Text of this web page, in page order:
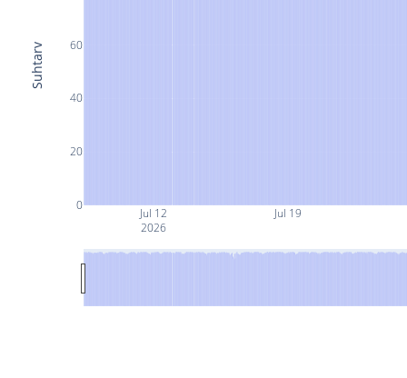
Jul 12
2026
Jul 19
0
20
40
60
Suhtarv